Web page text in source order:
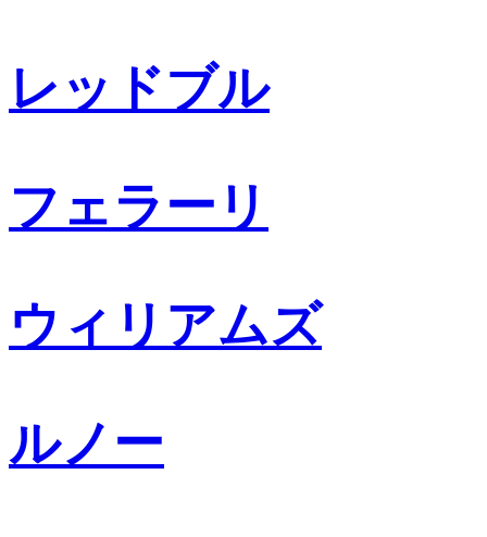
レッドブル
フェラーリ
ウィリアムズ
ルノー